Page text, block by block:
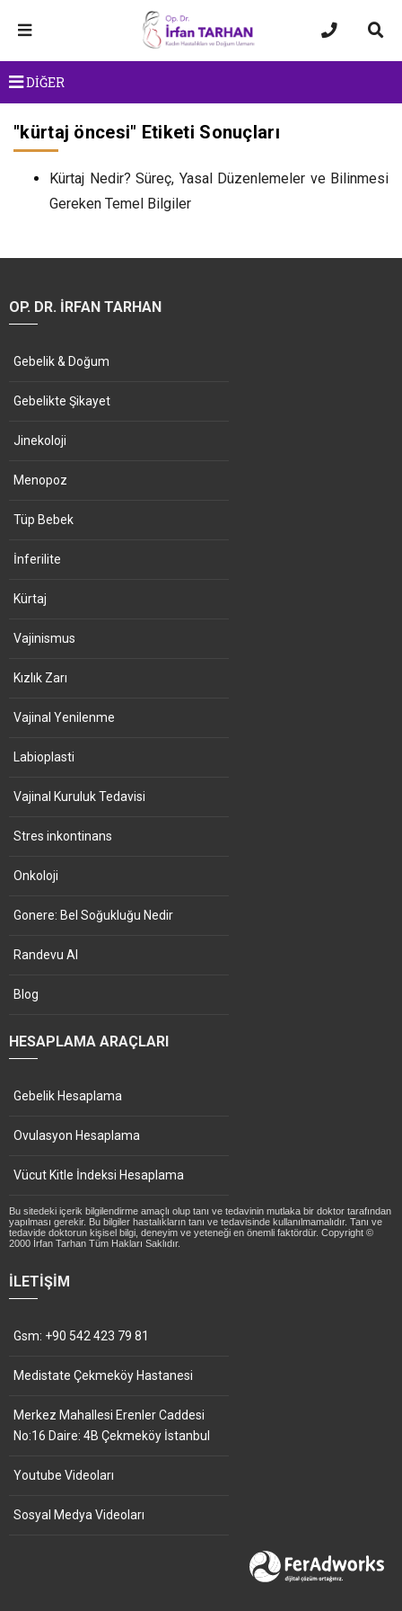
DİĞER
"kürtaj öncesi" Etiketi Sonuçları
Kürtaj Nedir? Süreç, Yasal Düzenlemeler ve Bilinmesi
Gereken Temel Bilgiler
OP. DR. İRFAN TARHAN
Gebelik & Doğum
Gebelikte Şikayet
Jinekoloji
Menopoz
Tüp Bebek
İnferilite
Kürtaj
Vajinismus
Kızlık Zarı
Vajinal Yenilenme
Labioplasti
Vajinal Kuruluk Tedavisi
Stres inkontinans
Onkoloji
Gonere: Bel Soğukluğu Nedir
Randevu Al
Blog
HESAPLAMA ARAÇLARI
Gebelik Hesaplama
Ovulasyon Hesaplama
Vücut Kitle İndeksi Hesaplama
Bu sitedeki içerik bilgilendirme amaçlı olup tanı ve tedavinin mutlaka bir doktor tarafından
yapılması gerekir. Bu bilgiler hastalıkların tanı ve tedavisinde kullanılmamalıdır. Tanı ve
tedavide doktorun kişisel bilgi, deneyim ve yeteneği en önemli faktördür. Copyright ©
2000 İrfan Tarhan Tüm Hakları Saklıdır.
İLETIŞIM
Gsm: +90 542 423 79 81
Medistate Çekmeköy Hastanesi
Merkez Mahallesi Erenler Caddesi
No:16 Daire: 4B Çekmeköy İstanbul
Youtube Videoları
Sosyal Medya Videoları